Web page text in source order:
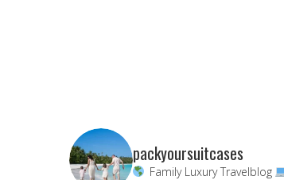
packyoursuitcases
Family Luxury Travelblog